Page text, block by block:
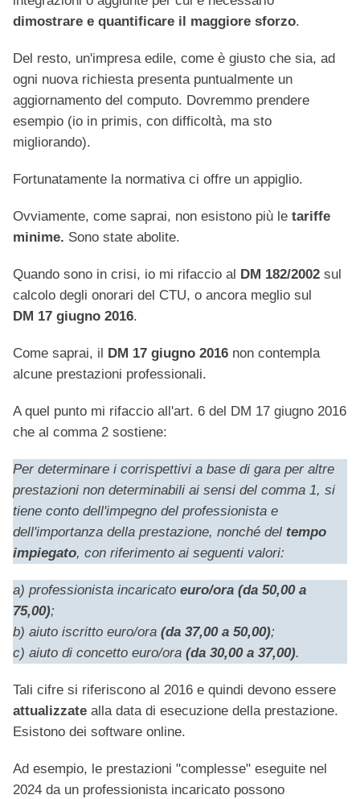
dimostrare e quantificare il maggiore sforzo.
Del resto, un'impresa edile, come è giusto che sia, ad
ogni nuova richiesta presenta puntualmente un
aggiornamento del computo. Dovremmo prendere
esempio (io in primis, con difficoltà, ma sto
migliorando).
Fortunatamente la normativa ci offre un appiglio.
Ovviamente, come saprai, non esistono più le tariffe
minime. Sono state abolite.
Quando sono in crisi, io mi rifaccio al DM 182/2002 sul
calcolo degli onorari del CTU, o ancora meglio sul
DM 17 giugno 2016.
Come saprai, il DM 17 giugno 2016 non contempla
alcune prestazioni professionali.
A quel punto mi rifaccio all'art. 6 del DM 17 giugno 2016
che al comma 2 sostiene:
Per determinare i corrispettivi a base di gara per altre
prestazioni non determinabili ai sensi del comma 1, si
tiene conto dell'impegno del professionista e
dell'importanza della prestazione, nonché del tempo
impiegato, con riferimento ai seguenti valori:
a) professionista incaricato euro/ora (da 50,00 a
75,00);
b) aiuto iscritto euro/ora (da 37,00 a 50,00);
c) aiuto di concetto euro/ora (da 30,00 a 37,00).
Tali cifre si riferiscono al 2016 e quindi devono essere
attualizzate alla data di esecuzione della prestazione.
Esistono dei software online.
Ad esempio, le prestazioni "complesse" eseguite nel
2024 da un professionista incaricato possono